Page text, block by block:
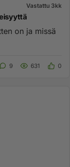
Vastattu 3kk
on ja missä
9 631 0